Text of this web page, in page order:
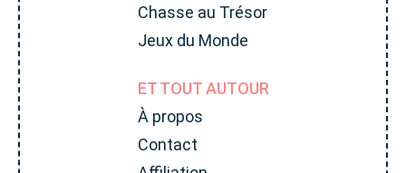
Chasse au Trésor
Jeux du Monde
ET TOUT AUTOUR
À propos
Contact